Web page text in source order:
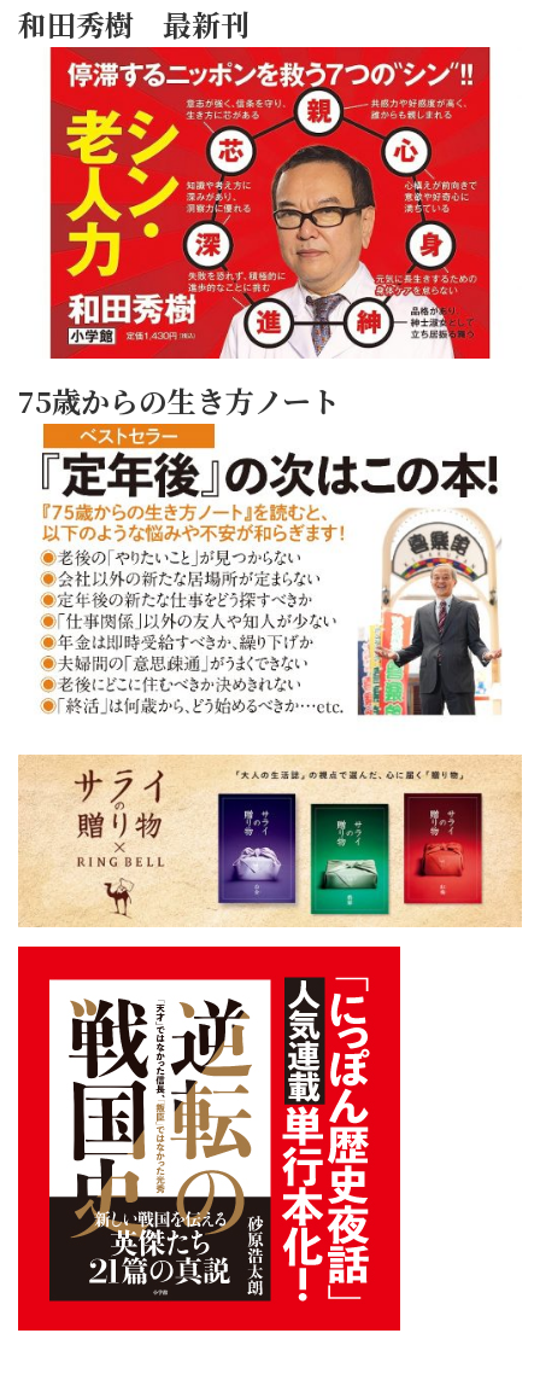
和田秀樹 最新刊
75歳からの生き方ノート